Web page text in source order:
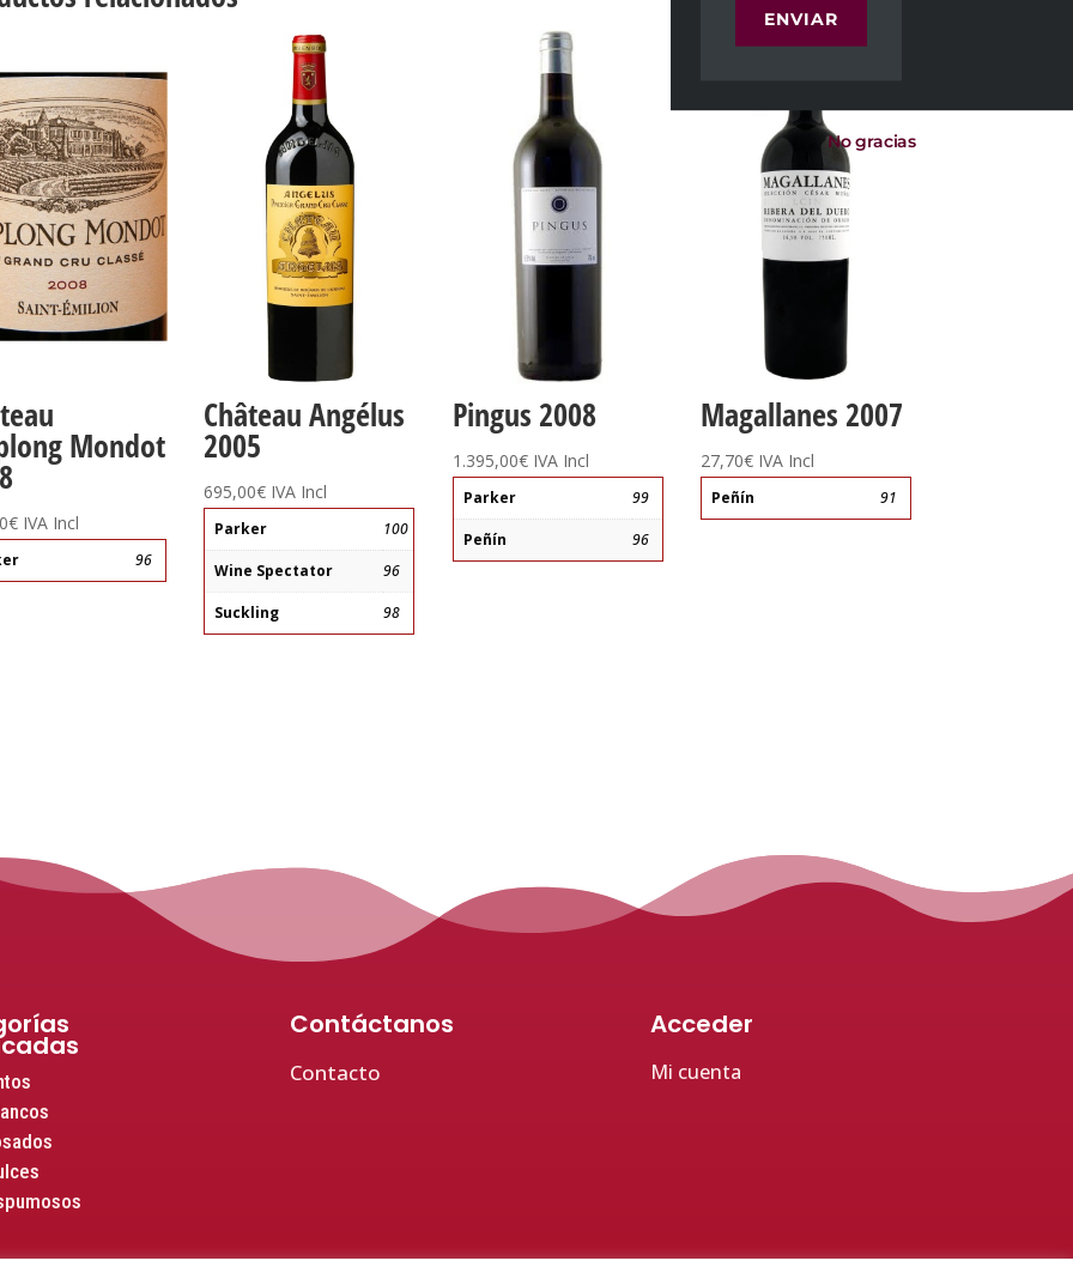
Mondot
€ IVA Incl
96
Château Angélus
2005
695,00€ IVA Incl
Parker 100
Wine Spectator 96
Suckling 98
Pingus 2008
1.395,00€ IVA Incl
Parker 99
Peñín 96
Magallanes 2007
27,70€ IVA Incl
Peñín 91
Contáctanos
Contacto
Acceder
Mi cuenta
ENVIAR
No gracias